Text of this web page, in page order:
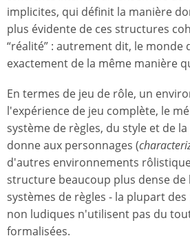
implicites, qui définit la manière
plus évidente de ces structures
“réalité” : autrement dit, le monde
exactement de la même manière
En termes de jeu de rôle, un
l'expérience de jeu complète, le
système de règles, du style et de
donne aux personnages (
d'autres environnements
structure beaucoup plus dense de
systèmes de règles - la plupart
non ludiques n'utilisent pas du
formalisées.